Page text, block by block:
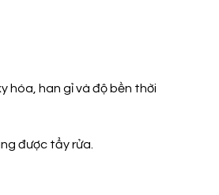
hóa, han gỉ và độ bền thời
được tẩy rửa.